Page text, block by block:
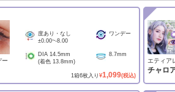
ー
度あり・なし
±0.00~-8.00
ワンデー
DIA 14.5mm
(着色 13.8mm)
8.7mm
1箱6枚入り ¥1,099(税込)
エティア
チャロ